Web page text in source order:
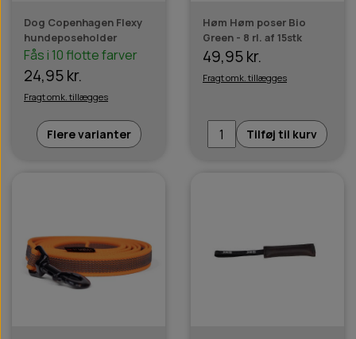
Dog Copenhagen Flexy
hundeposeholder
Fås i 10 flotte farver
24,95 kr.
Fragt omk. tillægges
Flere varianter
Høm Høm poser Bio
Green - 8 rl. af 15stk
49,95 kr.
Fragt omk. tillægges
Tilføj til kurv